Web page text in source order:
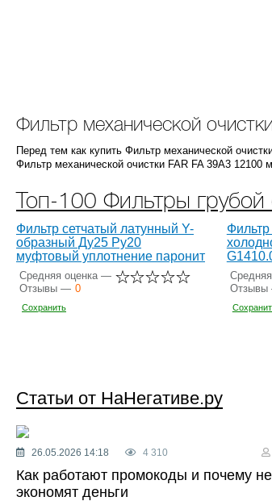
Фильтр механической
Перед тем как купить Фильтр механической
Фильтр механической очистки FAR FA 39A3
Топ-100 Фильтры грубой
Фильтр сетчатый латунный Y-
образный Ду25 Ру20
муфтовый уплотнение паронит
Средняя оценка —
Отзывы — 0
Сохранить
Статьи от НаНегативе.ру
26.05.2026 14:18 4 310
Как работают промокоды и почему
экономят деньги